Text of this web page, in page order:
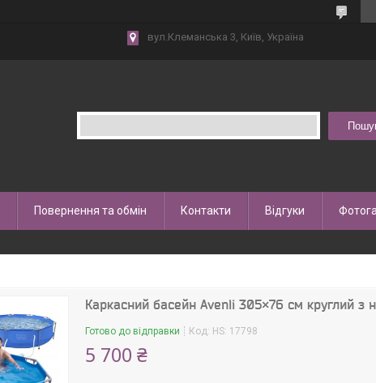
вул.Клеманська 3, Київ, Україна
Повернення та обмін Контакти Відгуки
Каркасний басейн Avenli 305×76 см круглий з
Готово до відправки Код: HS: 17798
5 700 ₴